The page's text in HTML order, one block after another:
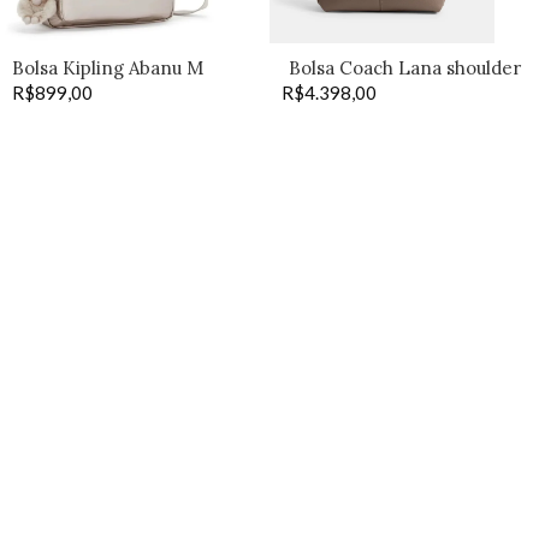
Bolsa Kipling Abanu M
R$899,00
Bolsa Coach Lana shoulder
R$4.398,00